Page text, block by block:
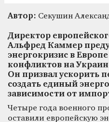
Автор: Секушин
Директор
Альфред Каммер
энергокризис в Европе
конфликтов на
Он призвал ускорить
создать единый
зависимости от
Четыре года военного
оставили европейскую